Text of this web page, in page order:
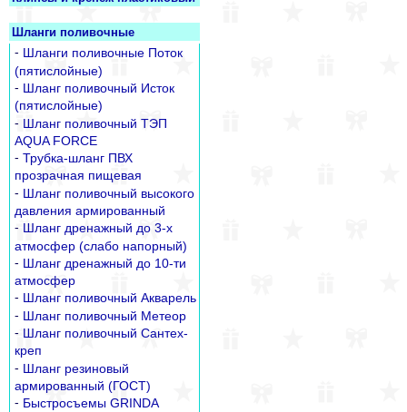
Шланги поливочные
- Шланги поливочные Поток
(пятислойные)
- Шланг поливочный Исток
(пятислойные)
- Шланг поливочный ТЭП
AQUA FORCE
- Трубка-шланг ПВХ
прозрачная пищевая
- Шланг поливочный высокого
давления армированный
- Шланг дренажный до 3-х
атмосфер (слабо напорный)
- Шланг дренажный до 10-ти
атмосфер
- Шланг поливочный Акварель
- Шланг поливочный Метеор
- Шланг поливочный Сантех-
креп
- Шланг резиновый
армированный (ГОСТ)
- Быстросъемы GRINDA